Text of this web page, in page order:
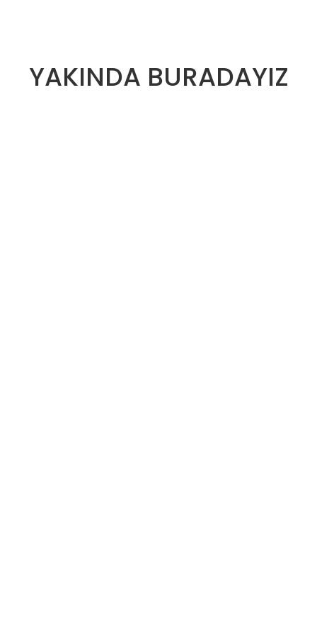
YAKINDA BURADAYIZ